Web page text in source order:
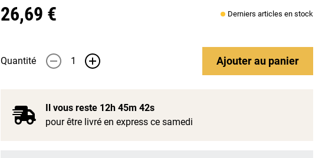
26,69 € Derniers articles en stock
Quantité - + Ajouterau panier
Il vous reste 12h 45m 41s
pour être livré en express ce samedi